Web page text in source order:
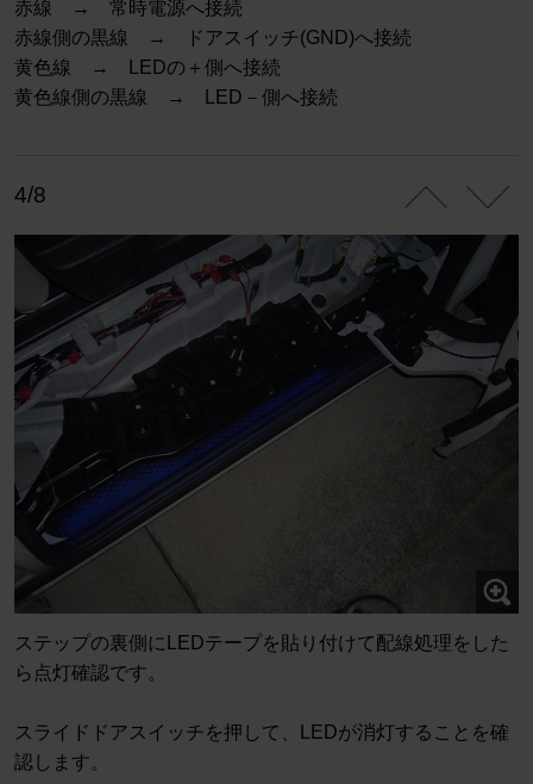
赤線 → 常時電源へ接続
赤線側の黒線 → ドアスイッチ(GND)へ接続
黄色線 → LEDの＋側へ接続
黄色線側の黒線 → LED－側へ接続
4/8
ステップの裏側にLEDテープを貼り付けて配線処理をした
ら点灯確認です。
スライドドアスイッチを押して、LEDが消灯することを確
認します。